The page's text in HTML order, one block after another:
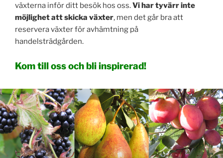
växterna inför ditt besök hos oss.Vi har tyvärr inte
möjlighet att skicka växter, men det går bra att
reservera växter för avhämtning på
handelsträdgården.
Kom till oss och bli inspirerad!